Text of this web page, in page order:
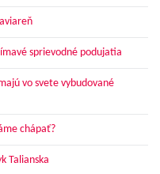
sprievodné podujatia
vo svete vybudované
chápať?
Talianska